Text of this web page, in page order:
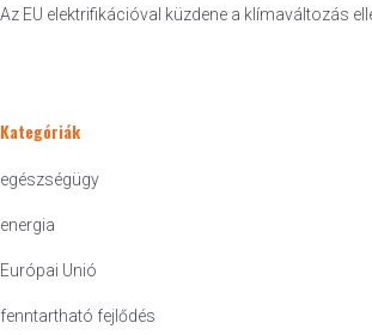
Az EU elektrifikációval küzdene a klímaváltozás
Kategóriák
egészségügy
energia
Európai Unió
fenntartható fejlődés